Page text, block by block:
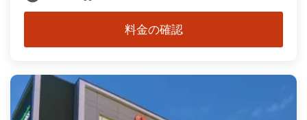
料金の確認